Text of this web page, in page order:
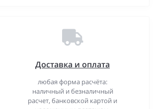
Доставка и оплата
любая форма расчёта:
наличный и безналичный
расчет, банковской картой и